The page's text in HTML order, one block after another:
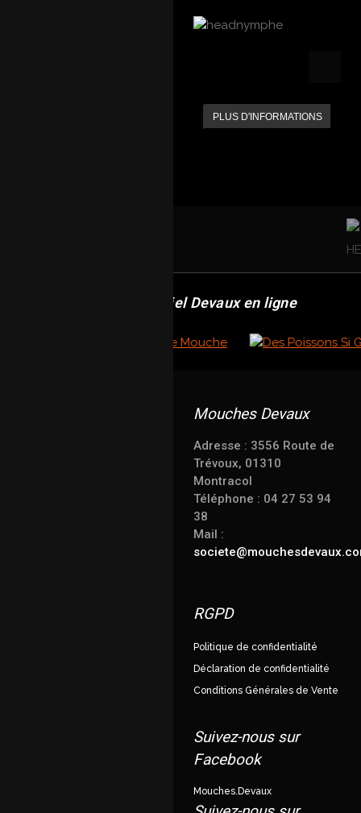
PLUS D'INFORMATIONS
Revendeur officiel Devaux en ligne
Mouches Devaux
Adresse : 3556 Route de
Trévoux, 01310
Montracol
Téléphone : 04 27 53 94
38
Mail :
RGPD
Politique de confidentialité
Déclaration de confidentialité
Conditions Générales de Vente
Suivez-nous sur
Facebook
Mouches.Devaux